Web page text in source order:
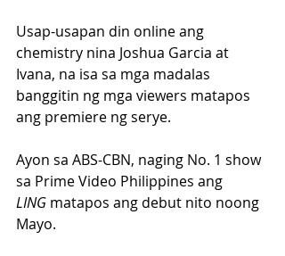
Usap-usapan din online ang
chemistry nina Joshua Garcia at
Ivana, na isa sa mga madalas
banggitin ng mga viewers matapos
ang premiere ng serye.
Ayon sa ABS-CBN, naging No. 1 show
sa Prime Video Philippines ang
LING matapos ang debut nito noong
Mayo.